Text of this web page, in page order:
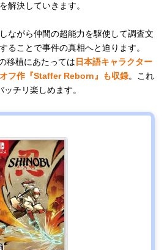
解決していきます。
ながら仲間の超能力を駆使して調査文
ることで事件の真相へと迫ります。
移植にあたっては 日本語キャラクター
フ作『Staffer Reborn』も収録。これ
チリ楽しめます。